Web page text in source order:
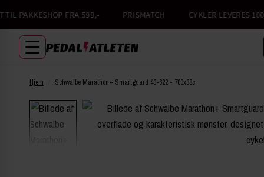
PAKKESHOP FRA 599,- PRISMATCH CYKLER LEVERES 100%
Hjem Schwalbe Marathon+ Smartguard 40-622 - 700x38c